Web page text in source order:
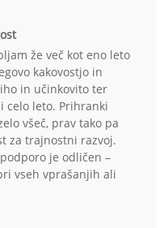
že več kot eno leto
kakovostjo in
in učinkovito ter
celo leto. Prihranki
všeč, prav tako pa
za trajnostni razvoj.
je odličen –
vseh vprašanjih ali